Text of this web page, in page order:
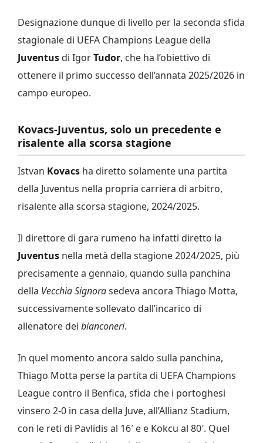
Designazione dunque di livello per la seconda sfida
stagionale di UEFA Champions League della
Juventus di IgorTudor, che ha l’obiettivo di
ottenere il primo successo dell’annata 2025/2026 in
campo europeo.
Kovacs-Juventus, solo un precedente e
risalente alla scorsa stagione
Istvan Kovacs ha diretto solamente una partita
della Juventus nella propria carriera di arbitro,
risalente alla scorsa stagione, 2024/2025.
Il direttore di gara rumeno ha infatti diretto la
Juventus nella metà della stagione 2024/2025, più
precisamente a gennaio, quando sulla panchina
della Vecchia Signorasedeva ancora Thiago Motta,
successivamente sollevato dall’incarico di
allenatore dei bianconeri.
In quel momento ancora saldo sulla panchina,
Thiago Motta perse la partita di UEFA Champions
League contro il Benfica, sfida che i portoghesi
vinsero 2-0 in casa della Juve, all’Allianz Stadium,
con le reti di Pavlidis al 16′ e e Kokcu al 80′. Quel